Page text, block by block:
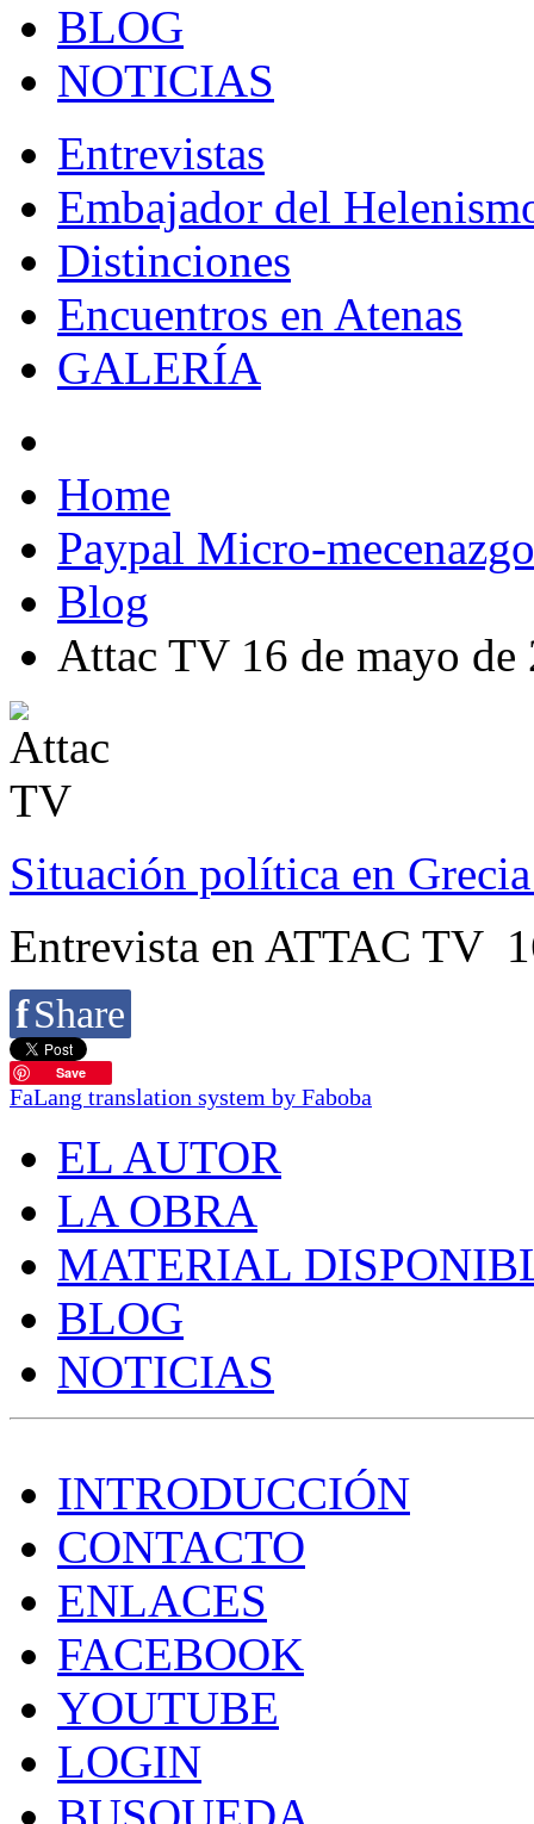
BLOG
NOTICIAS
Entrevistas
Embajador del
Distinciones
Encuentros en Atenas
GALERÍA
Home
Paypal Micro-mecenazgo
Blog
Attac TV 16 de mayo de
Situación política en
Entrevista en ATTAC TV
fShare
Save
FaLang translation system by Faboba
EL AUTOR
LA OBRA
MATERIAL
BLOG
NOTICIAS
INTRODUCCIÓN
CONTACTO
ENLACES
FACEBOOK
YOUTUBE
LOGIN